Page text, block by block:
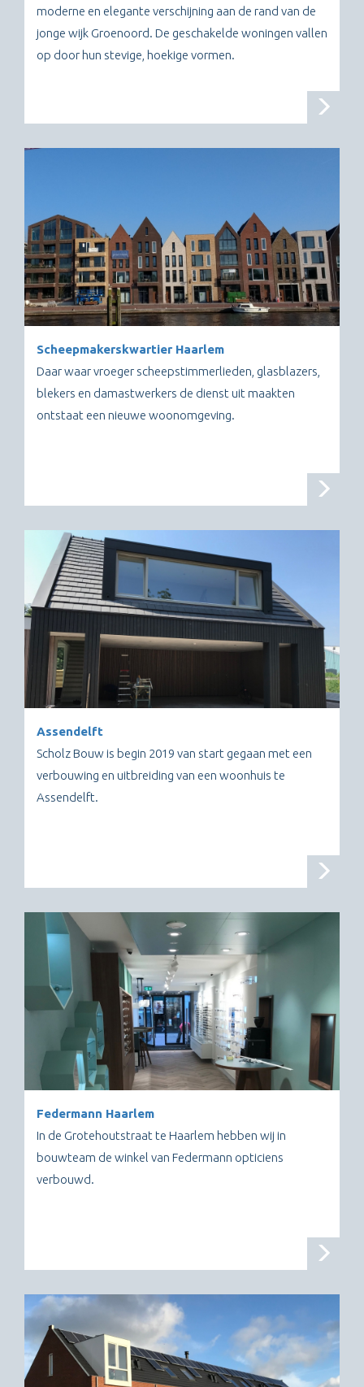
moderne en elegante verschijning aan de rand van de
jonge wijk Groenoord. De geschakelde woningen vallen
op door hun stevige, hoekige vormen.
Scheepmakerskwartier Haarlem
Daar waar vroeger scheepstimmerlieden, glasblazers,
blekers en damastwerkers de dienst uit maakten
ontstaat een nieuwe woonomgeving.
Assendelft
Scholz Bouw is begin 2019 van start gegaan met een
verbouwing en uitbreiding van een woonhuis te
Assendelft.
Federmann Haarlem
In de Grotehoutstraat te Haarlem hebben wij in
bouwteam de winkel van Federmann opticiens
verbouwd.